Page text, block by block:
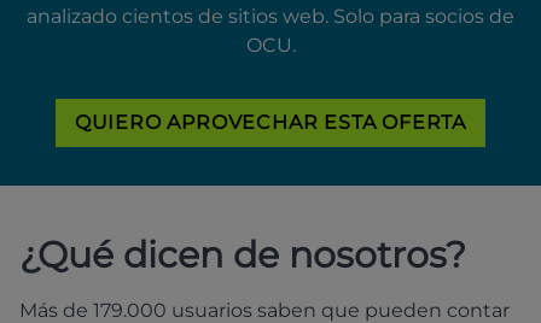
analizado cientos de sitios web. Solo para socios de
OCU.
QUIERO APROVECHAR ESTA OFERTA
¿Qué dicen de nosotros?
Más de 179.000 usuarios saben que pueden contar